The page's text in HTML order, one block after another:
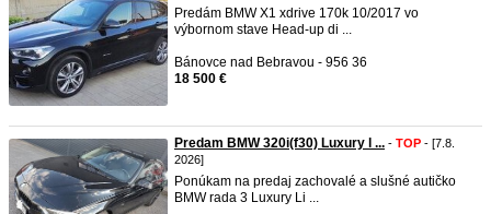
Predám BMW X1 xdrive 170k 10/2017 vo
výbornom stave Head-up di ...
Bánovce nad Bebravou - 956 36
18 500 €
Predam BMW 320i(f30) Luxury l ... - TOP - [7.8.
2026]
Ponúkam na predaj zachovalé a slušné autičko
BMW rada 3 Luxury Li ...